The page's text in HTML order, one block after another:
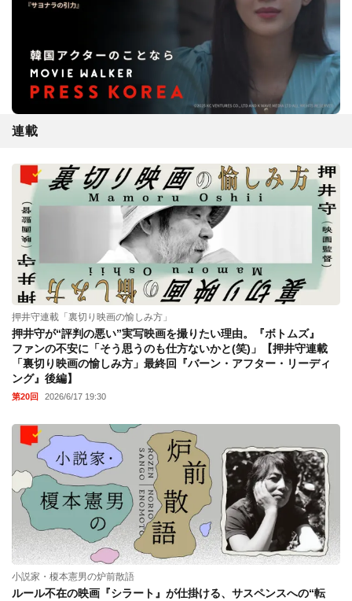
連載
押井守連載「裏切り映画の愉しみ方」
押井守が“評判の悪い”実写映画を撮りたい理由。『ボトムズ』
ファンの不安に「そう思うのも仕方ないかと(笑)」【押井守連載
「裏切り映画の愉しみ方」最終回『バーン・アフター・リーディ
ング』後編】
第20回 2026/6/17 19:30
小説家・榎本憲男の炉前散語
ルール不在の映画『シラート』が仕掛ける、サスペンスへの“転